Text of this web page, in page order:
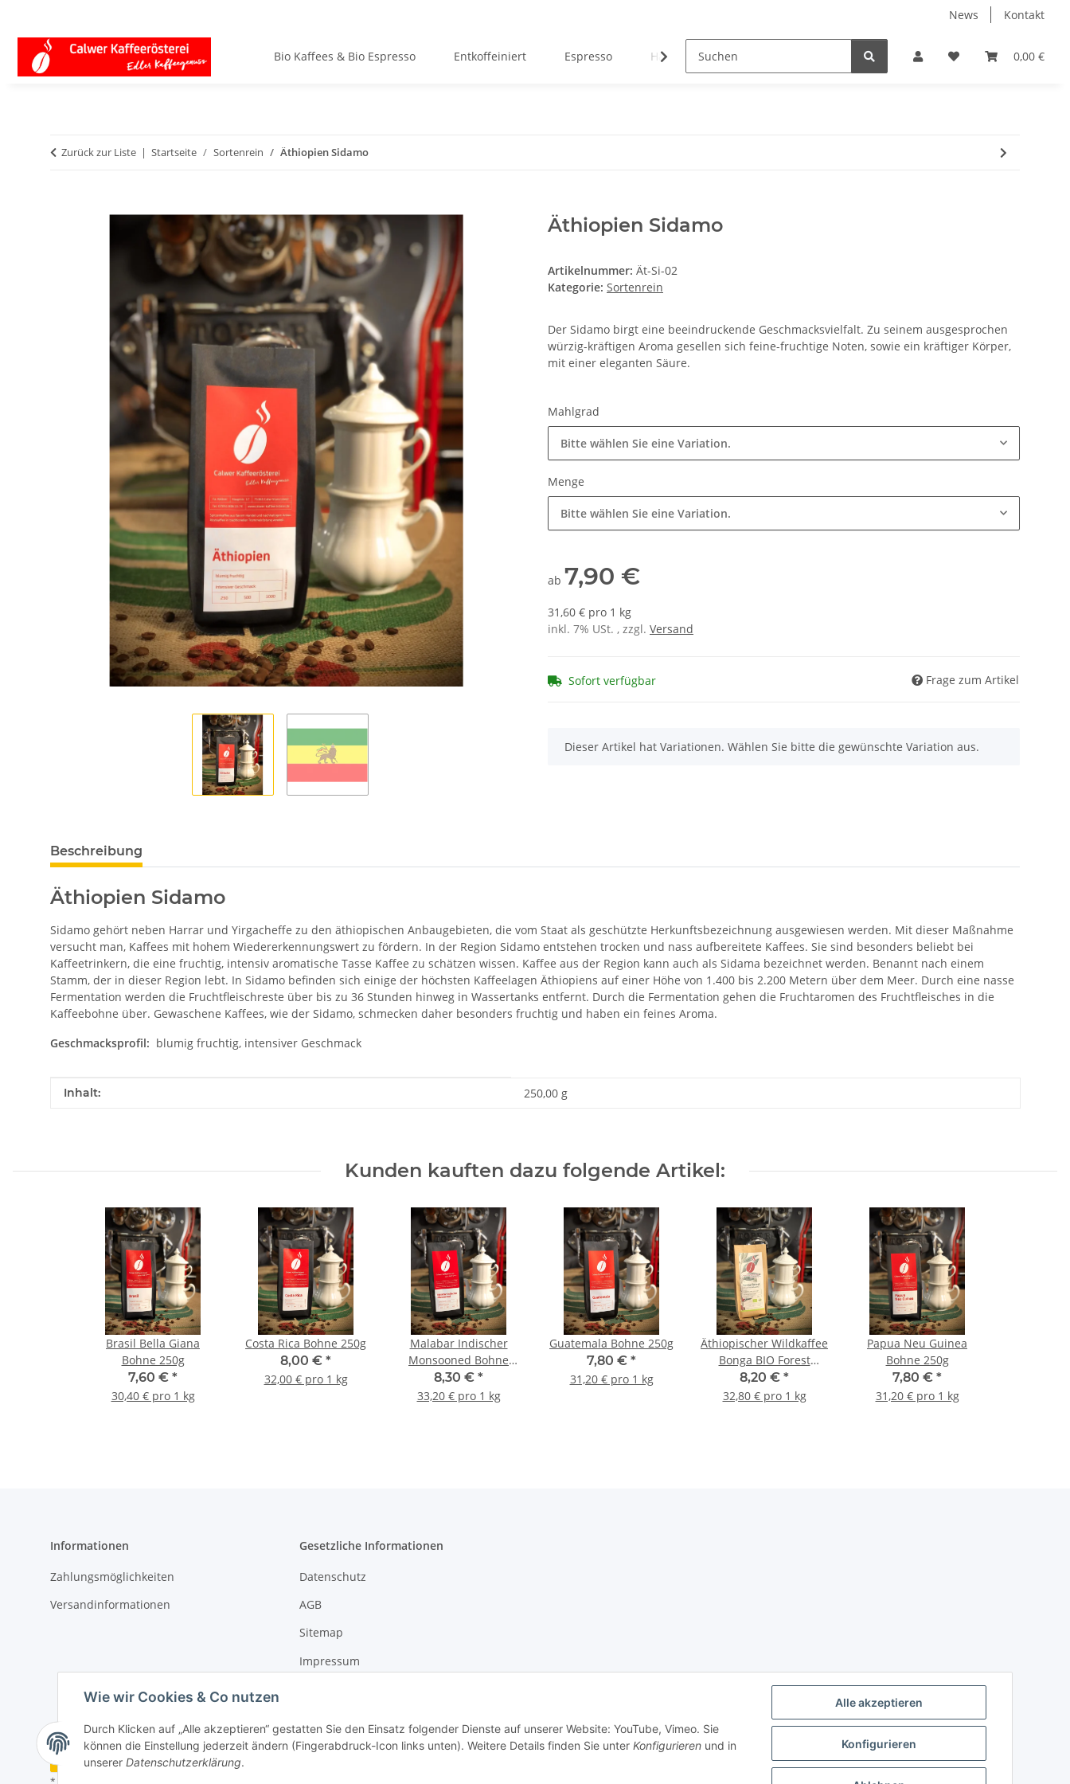
Alle akzeptieren
Konfigurieren
Wie wir Cookies & Co nutzen
Durch Klicken auf „Alle akzeptieren“ gestatten Sie den Einsatz folgender Dienste auf unserer Website: YouTube, Vimeo. Sie
können die Einstellung jederzeit ändern (Fingerabdruck-Icon links unten). Weitere Details finden Sie unter Konfigurieren und in
unserer Datenschutzerklärung.
News Kontakt
0,00 €
Bio Kaffees & Bio Espresso Entkoffeiniert Espresso Hausmischung Die Kaffeerösterei
Zurück zur Liste Startseite Sortenrein Äthiopien Sidamo
Äthiopien Sidamo
Artikelnummer: Ät-Si-02
Kategorie: Sortenrein
Der Sidamo birgt eine beeindruckende Geschmacksvielfalt. Zu seinem ausgesprochen
würzig-kräftigen Aroma gesellen sich feine-fruchtige Noten, sowie ein kräftiger Körper,
mit einer eleganten Säure.
Mahlgrad
Bitte wählen Sie eine Variation.
Menge
Bitte wählen Sie eine Variation.
ab 7,90 €
31,60 € pro 1 kg
inkl. 7% USt. , zzgl. Versand
Sofort verfügbar Frage zum Artikel
x
Dieser Artikel hat Variationen. Wählen Sie bitte die gewünschte Variation aus.
Beschreibung
Äthiopien Sidamo
Sidamo gehört neben Harrar und Yirgacheffe zu den äthiopischen Anbaugebieten, die vom Staat als geschützte Herkunftsbezeichnung ausgewiesen werden. Mit dieser Maßnahme
versucht man, Kaffees mit hohem Wiedererkennungswert zu fördern. In der Region Sidamo entstehen trocken und nass aufbereitete Kaffees. Sie sind besonders beliebt bei
Kaffeetrinkern, die eine fruchtig, intensiv aromatische Tasse Kaffee zu schätzen wissen. Kaffee aus der Region kann auch als Sidama bezeichnet werden. Benannt nach einem
Stamm, der in dieser Region lebt. In Sidamo befinden sich einige der höchsten Kaffeelagen Äthiopiens auf einer Höhe von 1.400 bis 2.200 Metern über dem Meer. Durch eine nasse
Fermentation werden die Fruchtfleischreste über bis zu 36 Stunden hinweg in Wassertanks entfernt. Durch die Fermentation gehen die Fruchtaromen des Fruchtfleisches in die
Kaffeebohne über. Gewaschene Kaffees, wie der Sidamo, schmecken daher besonders fruchtig und haben ein feines Aroma.
Geschmacksprofil: blumig fruchtig, intensiver Geschmack
Produkteigenschaft
Wert
Inhalt: 250,00 g
Kunden kauften dazu folgende Artikel:
Brasil Bella Giana
Bohne 250g
7,60 € *
30,40 € pro 1 kg
Costa Rica Bohne 250g
8,00 € *
32,00 € pro 1 kg
Malabar Indischer
Monsooned Bohne
250g
8,30 € *
33,20 € pro 1 kg
Guatemala Bohne 250g
7,80 € *
31,20 € pro 1 kg
Äthiopischer Wildkaffee
Bonga BIO Forest
Bohne 250g
8,20 € *
32,80 € pro 1 kg
Papua Neu Guinea
Bohne 250g
7,80 € *
31,20 € pro 1 kg
Informationen
Zahlungsmöglichkeiten
Versandinformationen
Gesetzliche Informationen
Datenschutz
AGB
Sitemap
Impressum
Vertrag widerrufen